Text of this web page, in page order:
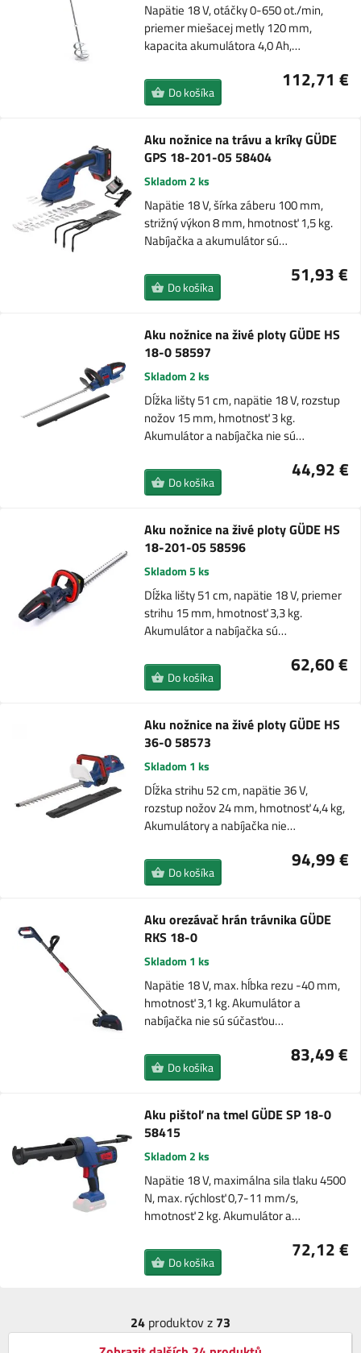
Napätie 18 V, otáčky 0-650 ot./min,
priemer miešacej metly 120 mm,
kapacita akumulátora 4,0 Ah,…
112,71 €
Do košíka
Aku nožnice na trávu a kríky GÜDE
GPS 18-201-05 58404
Skladom 2 ks
Napätie 18 V, šírka záberu 100 mm,
strižný výkon 8 mm, hmotnosť 1,5 kg.
Nabíjačka a akumulátor sú…
51,93 €
Do košíka
Aku nožnice na živé ploty GÜDE HS
18-0 58597
Skladom 2 ks
Dĺžka lišty 51 cm, napätie 18 V, rozstup
nožov 15 mm, hmotnosť 3 kg.
Akumulátor a nabíjačka nie sú…
44,92 €
Do košíka
Aku nožnice na živé ploty GÜDE HS
18-201-05 58596
Skladom 5 ks
Dĺžka lišty 51 cm, napätie 18 V, priemer
strihu 15 mm, hmotnosť 3,3 kg.
Akumulátor a nabíjačka sú…
62,60 €
Do košíka
Aku nožnice na živé ploty GÜDE HS
36-0 58573
Skladom 1 ks
Dĺžka strihu 52 cm, napätie 36 V,
rozstup nožov 24 mm, hmotnosť 4,4 kg,
Akumulátory a nabíjačka nie…
94,99 €
Do košíka
Aku orezávač hrán trávnika GÜDE
RKS 18-0
Skladom 1 ks
Napätie 18 V, max. hĺbka rezu -40 mm,
hmotnosť 3,1 kg. Akumulátor a
nabíjačka nie sú súčasťou…
83,49 €
Do košíka
Aku pištoľ na tmel GÜDE SP 18-0
58415
Skladom 2 ks
Napätie 18 V, maximálna sila tlaku 4500
N, max. rýchlosť 0,7-11 mm/s,
hmotnosť 2 kg. Akumulátor a…
72,12 €
Do košíka
24 produktov z 73